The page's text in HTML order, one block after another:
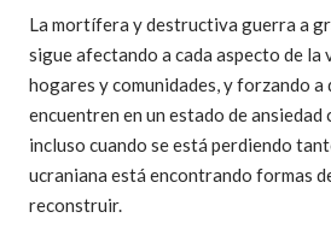
La mortífera y destructiva guerra a
sigue afectando a cada aspecto de la
hogares y comunidades, y forzando a
encuentren en un estado de
incluso cuando se está perdiendo
ucraniana está encontrando formas
reconstruir.